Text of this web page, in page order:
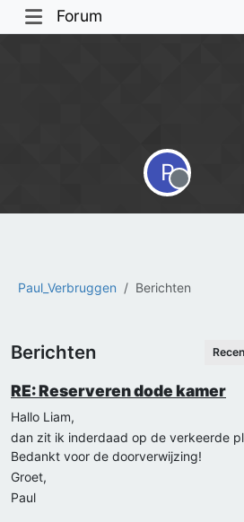
Forum
Paul_Verbruggen Berichten
P
Offline
Berichten
RE: Reserveren dode kamer
Hallo Liam,
dan zit ik inderdaad op de verkeerde
Bedankt voor de doorverwijzing!
Groet,
Paul